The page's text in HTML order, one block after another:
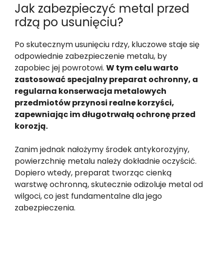
Jak zabezpieczyć metal przed
rdzą po usunięciu?
Po skutecznym usunięciu rdzy, kluczowe staje się
odpowiednie zabezpieczenie metalu, by
zapobiec jej powrotowi. W tym celu warto
zastosować specjalny preparat ochronny, a
regularna konserwacja metalowych
przedmiotów przynosi realne korzyści,
zapewniając im długotrwałą ochronę przed
korozją.
Zanim jednak nałożymy środek antykorozyjny,
powierzchnię metalu należy dokładnie oczyścić.
Dopiero wtedy, preparat tworząc cienką
warstwę ochronną, skutecznie odizoluje metal od
wilgoci, co jest fundamentalne dla jego
zabezpieczenia.